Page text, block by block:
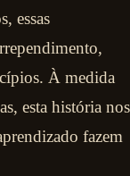
essas
À medida
esta história nos
fazem